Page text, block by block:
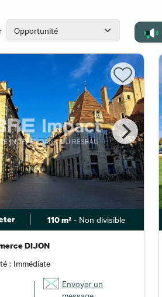
110 m²- Non divisible
DIJON
: Immédiate
Envoyer un